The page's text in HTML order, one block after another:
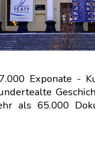
Exponate -
als 65.000